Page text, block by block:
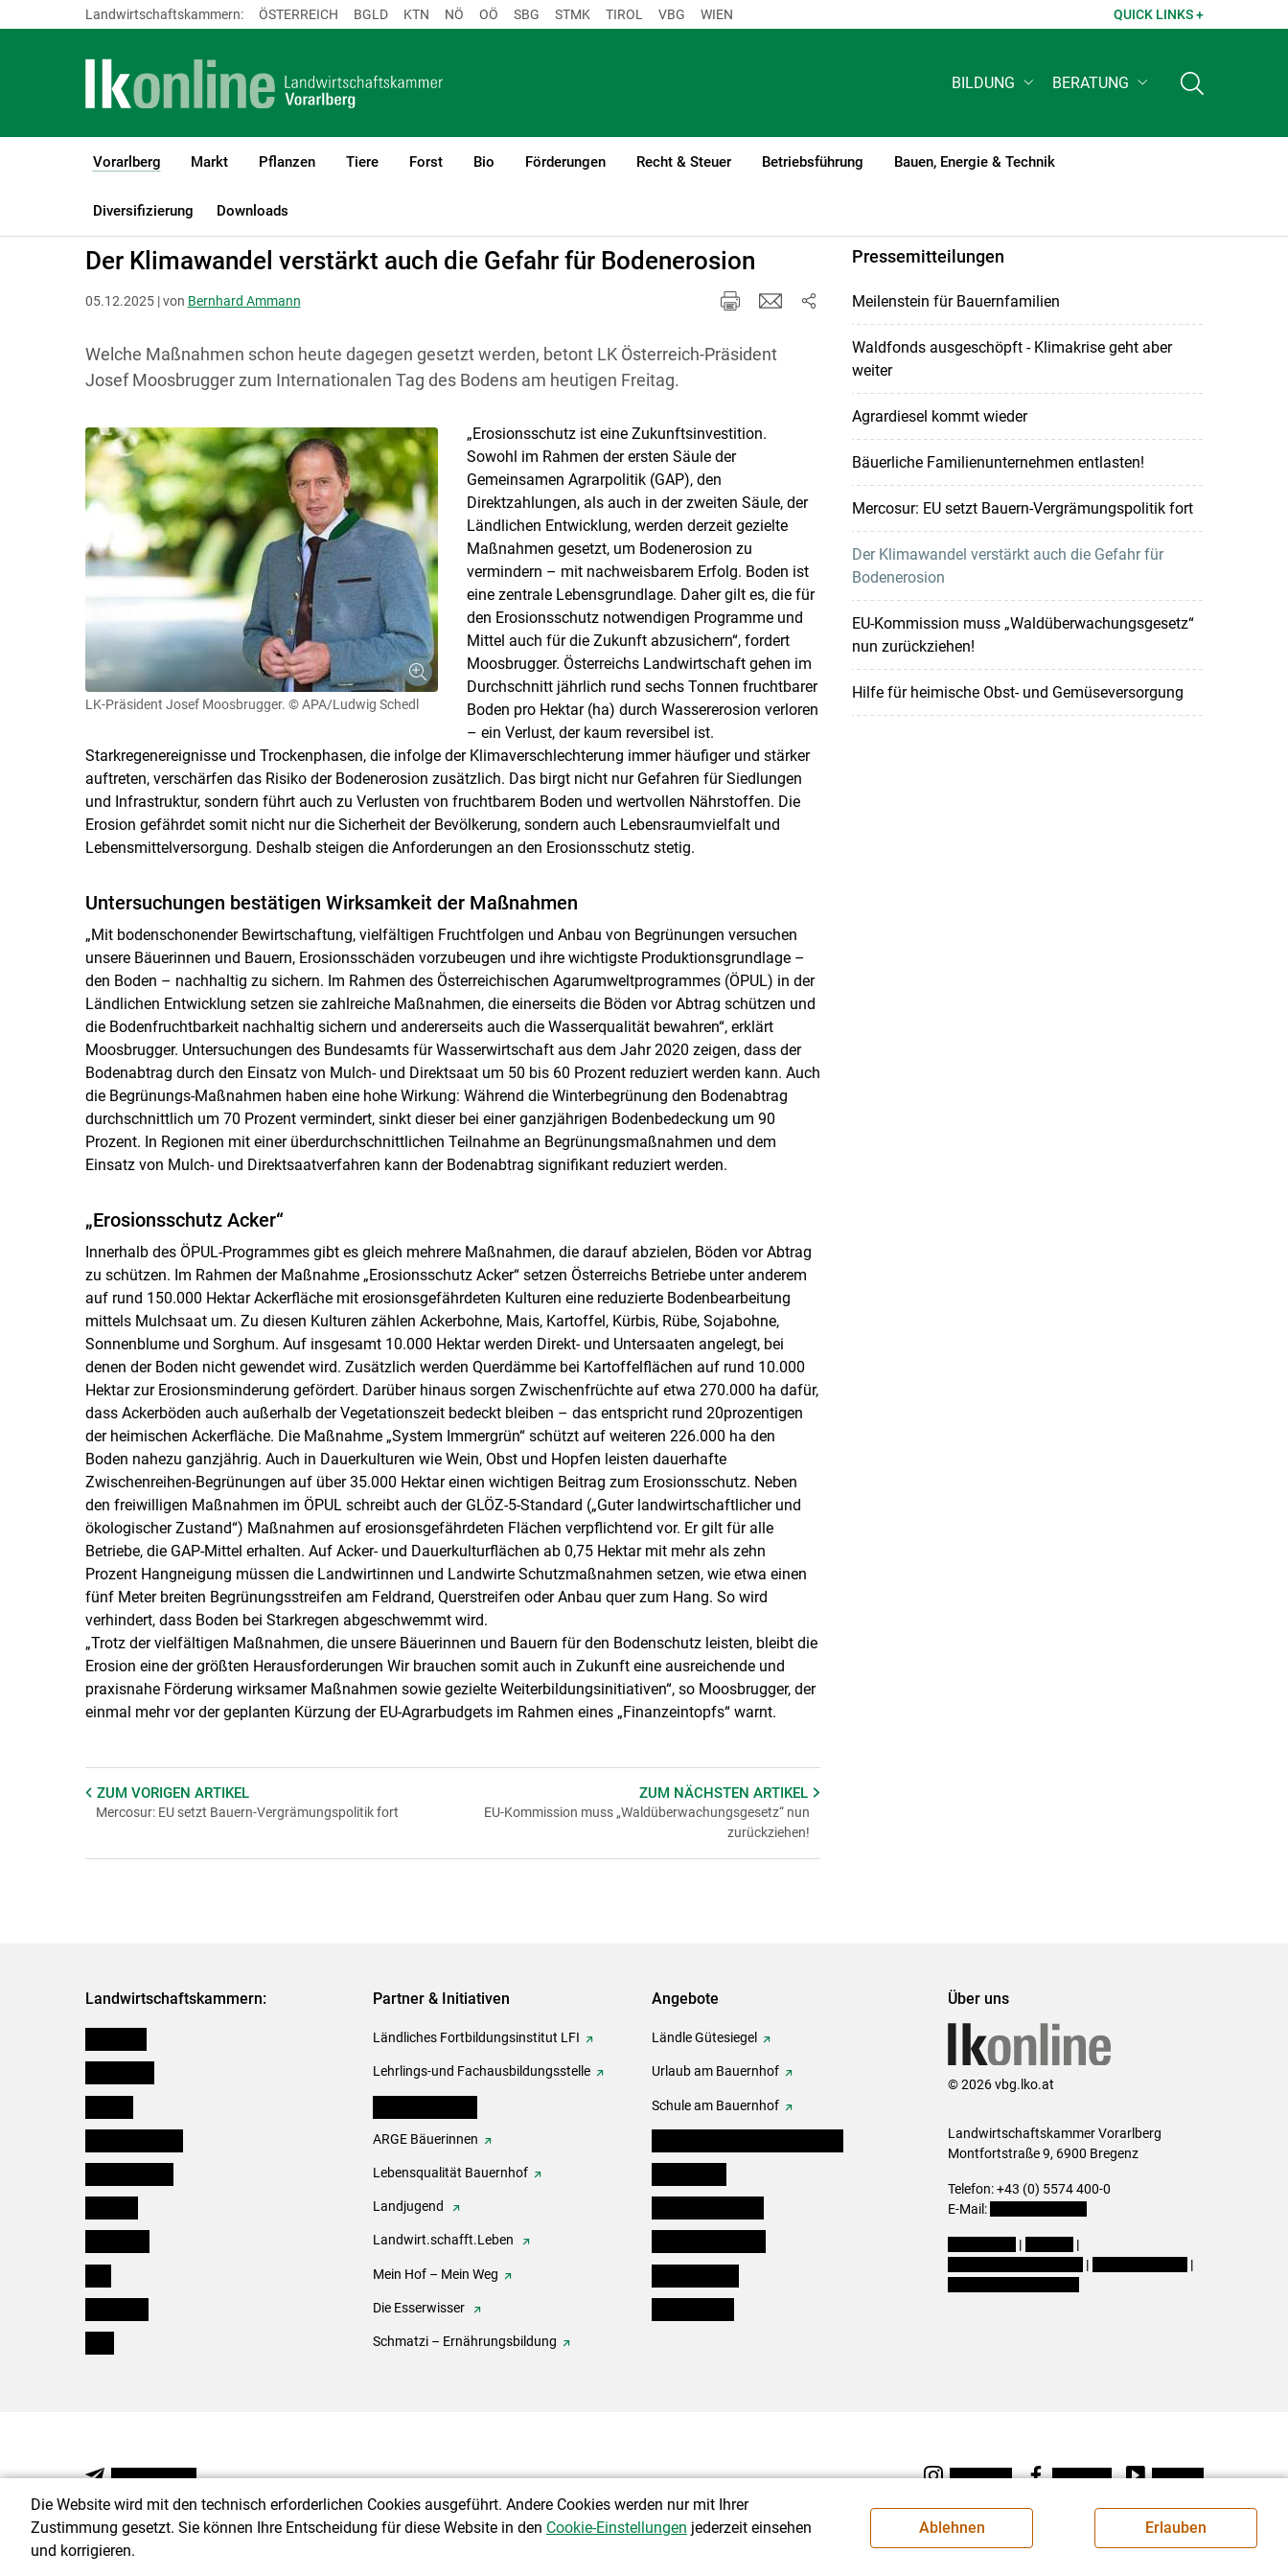
Skip to main content
Landwirtschaftskammern: ÖSTERREICH BGLD KTN NÖ OÖ SBG STMK TIROL VBG WIEN QUICK LINKS +
BILDUNG BERATUNG
Vorarlberg
(current)1
Markt Pflanzen Tiere Forst Bio Förderungen Recht & Steuer Betriebsführung Bauen, Energie & Technik
Diversifizierung Downloads
LK Vorarlberg Vorarlberg Publikationen & Mediathek
Der Klimawandel verstärkt auch die Gefahr für Bodenerosion
05.12.2025 | von Bernhard Ammann
Welche Maßnahmen schon heute dagegen gesetzt werden, betont LK Österreich-Präsident
Josef Moosbrugger zum Internationalen Tag des Bodens am heutigen Freitag.
LK-Präsident Josef Moosbrugger. © APA/Ludwig Schedl
„Erosionsschutz ist eine Zukunftsinvestition.
Sowohl im Rahmen der ersten Säule der
Gemeinsamen Agrarpolitik (GAP), den
Direktzahlungen, als auch in der zweiten Säule, der
Ländlichen Entwicklung, werden derzeit gezielte
Maßnahmen gesetzt, um Bodenerosion zu
vermindern – mit nachweisbarem Erfolg. Boden ist
eine zentrale Lebensgrundlage. Daher gilt es, die für
den Erosionsschutz notwendigen Programme und
Mittel auch für die Zukunft abzusichern“, fordert
Moosbrugger. Österreichs Landwirtschaft gehen im
Durchschnitt jährlich rund sechs Tonnen fruchtbarer
Boden pro Hektar (ha) durch Wassererosion verloren
– ein Verlust, der kaum reversibel ist.
Starkregenereignisse und Trockenphasen, die infolge der Klimaverschlechterung immer häufiger und stärker
auftreten, verschärfen das Risiko der Bodenerosion zusätzlich. Das birgt nicht nur Gefahren für Siedlungen
und Infrastruktur, sondern führt auch zu Verlusten von fruchtbarem Boden und wertvollen Nährstoffen. Die
Erosion gefährdet somit nicht nur die Sicherheit der Bevölkerung, sondern auch Lebensraumvielfalt und
Lebensmittelversorgung. Deshalb steigen die Anforderungen an den Erosionsschutz stetig.
Untersuchungen bestätigen Wirksamkeit der Maßnahmen
„Mit bodenschonender Bewirtschaftung, vielfältigen Fruchtfolgen und Anbau von Begrünungen versuchen
unsere Bäuerinnen und Bauern, Erosionsschäden vorzubeugen und ihre wichtigste Produktionsgrundlage –
den Boden – nachhaltig zu sichern. Im Rahmen des Österreichischen Agarumweltprogrammes (ÖPUL) in der
Ländlichen Entwicklung setzen sie zahlreiche Maßnahmen, die einerseits die Böden vor Abtrag schützen und
die Bodenfruchtbarkeit nachhaltig sichern und andererseits auch die Wasserqualität bewahren“, erklärt
Moosbrugger. Untersuchungen des Bundesamts für Wasserwirtschaft aus dem Jahr 2020 zeigen, dass der
Bodenabtrag durch den Einsatz von Mulch- und Direktsaat um 50 bis 60 Prozent reduziert werden kann. Auch
die Begrünungs-Maßnahmen haben eine hohe Wirkung: Während die Winterbegrünung den Bodenabtrag
durchschnittlich um 70 Prozent vermindert, sinkt dieser bei einer ganzjährigen Bodenbedeckung um 90
Prozent. In Regionen mit einer überdurchschnittlichen Teilnahme an Begrünungsmaßnahmen und dem
Einsatz von Mulch- und Direktsaatverfahren kann der Bodenabtrag signifikant reduziert werden.
„Erosionsschutz Acker“
Innerhalb des ÖPUL-Programmes gibt es gleich mehrere Maßnahmen, die darauf abzielen, Böden vor Abtrag
zu schützen. Im Rahmen der Maßnahme „Erosionsschutz Acker“ setzen Österreichs Betriebe unter anderem
auf rund 150.000 Hektar Ackerfläche mit erosionsgefährdeten Kulturen eine reduzierte Bodenbearbeitung
mittels Mulchsaat um. Zu diesen Kulturen zählen Ackerbohne, Mais, Kartoffel, Kürbis, Rübe, Sojabohne,
Sonnenblume und Sorghum. Auf insgesamt 10.000 Hektar werden Direkt- und Untersaaten angelegt, bei
denen der Boden nicht gewendet wird. Zusätzlich werden Querdämme bei Kartoffelflächen auf rund 10.000
Hektar zur Erosionsminderung gefördert. Darüber hinaus sorgen Zwischenfrüchte auf etwa 270.000 ha dafür,
dass Ackerböden auch außerhalb der Vegetationszeit bedeckt bleiben – das entspricht rund 20prozentigen
der heimischen Ackerfläche. Die Maßnahme „System Immergrün“ schützt auf weiteren 226.000 ha den
Boden nahezu ganzjährig. Auch in Dauerkulturen wie Wein, Obst und Hopfen leisten dauerhafte
Zwischenreihen-Begrünungen auf über 35.000 Hektar einen wichtigen Beitrag zum Erosionsschutz. Neben
den freiwilligen Maßnahmen im ÖPUL schreibt auch der GLÖZ-5-Standard („Guter landwirtschaftlicher und
ökologischer Zustand“) Maßnahmen auf erosionsgefährdeten Flächen verpflichtend vor. Er gilt für alle
Betriebe, die GAP-Mittel erhalten. Auf Acker- und Dauerkulturflächen ab 0,75 Hektar mit mehr als zehn
Prozent Hangneigung müssen die Landwirtinnen und Landwirte Schutzmaßnahmen setzen, wie etwa einen
fünf Meter breiten Begrünungsstreifen am Feldrand, Querstreifen oder Anbau quer zum Hang. So wird
verhindert, dass Boden bei Starkregen abgeschwemmt wird.
„Trotz der vielfältigen Maßnahmen, die unsere Bäuerinnen und Bauern für den Bodenschutz leisten, bleibt die
Erosion eine der größten Herausforderungen Wir brauchen somit auch in Zukunft eine ausreichende und
praxisnahe Förderung wirksamer Maßnahmen sowie gezielte Weiterbildungsinitiativen“, so Moosbrugger, der
einmal mehr vor der geplanten Kürzung der EU-Agrarbudgets im Rahmen eines „Finanzeintopfs“ warnt.
ZUM VORIGEN ARTIKEL
Mercosur: EU setzt Bauern-Vergrämungspolitik fort
ZUM NÄCHSTENARTIKEL
EU-Kommission muss „Waldüberwachungsgesetz“ nun
zurückziehen!
Pressemitteilungen
Meilenstein für Bauernfamilien
Waldfonds ausgeschöpft - Klimakrise geht aber
weiter
Agrardiesel kommt wieder
Bäuerliche Familienunternehmen entlasten!
Mercosur: EU setzt Bauern-Vergrämungspolitik fort
Der Klimawandel verstärkt auch die Gefahr für
Bodenerosion
EU-Kommission muss „Waldüberwachungsgesetz“
nun zurückziehen!
Hilfe für heimische Obst- und Gemüseversorgung
Landwirtschaftskammern: Partner & Initiativen
Ländliches Fortbildungsinstitut LFI
Lehrlings-und Fachausbildungsstelle
ARGE Bäuerinnen
Lebensqualität Bauernhof
Landjugend
Landwirt.schafft.Leben
Mein Hof – Mein Weg
Die Esserwisser
Schmatzi – Ernährungsbildung
Angebote
Ländle Gütesiegel
Urlaub am Bauernhof
Schule am Bauernhof
Über uns
© 2026 vbg.lko.at
Landwirtschaftskammer Vorarlberg
Montfortstraße 9, 6900 Bregenz
Telefon: +43 (0) 5574 400-0
E-Mail:
|
|
|
|
NEWSLETTER Instagram Facebook Youtube
Die Website wird mit den technisch erforderlichen Cookies ausgeführt. Andere Cookies werden nur mit Ihrer
Zustimmung gesetzt. Sie können Ihre Entscheidung für diese Website in den Cookie-Einstellungen jederzeit einsehen
und korrigieren.
Ablehnen Erlauben